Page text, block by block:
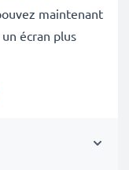
maintenant
écran plus
d'image 4k